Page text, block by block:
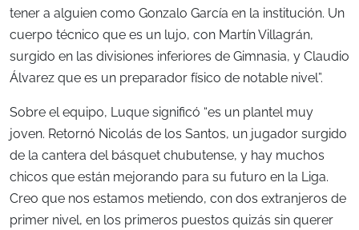
tener a alguien como Gonzalo García en la institución. Un
cuerpo técnico que es un lujo, con Martín Villagrán,
surgido en las divisiones inferiores de Gimnasia, y Claudio
Álvarez que es un preparador físico de notable nivel”.
Sobre el equipo, Luque significó “es un plantel muy
joven. Retornó Nicolás de los Santos, un jugador surgido
de la cantera del básquet chubutense, y hay muchos
chicos que están mejorando para su futuro en la Liga.
Creo que nos estamos metiendo, con dos extranjeros de
primer nivel, en los primeros puestos quizás sin querer